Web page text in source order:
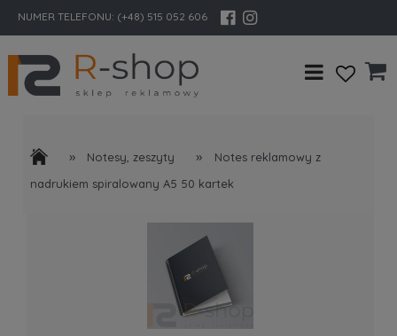
NUMER TELEFONU: (+48) 515 052 606
» Notesy, zeszyty »
Notes reklamowy z
nadrukiem spiralowany A5 50 kartek